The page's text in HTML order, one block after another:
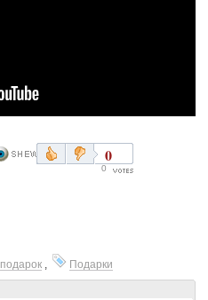
0
0
подарок
Подарки